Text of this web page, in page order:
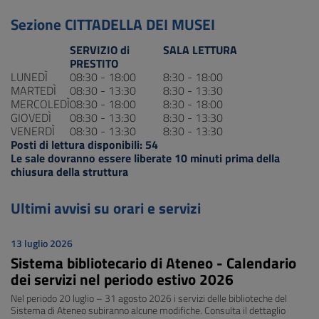
Sezione CITTADELLA DEI MUSEI
SERVIZIO di
PRESTITO
SALA LETTURA
LUNEDÌ
08:30 - 18:00 8:30 - 18:00
MARTEDÌ 08:30 - 13:30 8:30 - 13:30
MERCOLEDÌ08:30 - 18:00 8:30 - 18:00
GIOVEDÌ 08:30 - 13:30 8:30 - 13:30
VENERDÌ 08:30 - 13:30 8:30 - 13:30
Posti di lettura disponibili: 54
Le sale dovranno essere liberate 10 minuti prima della
chiusura della struttura
Ultimi avvisi su orari e servizi
13 luglio 2026
Sistema bibliotecario di Ateneo - Calendario
dei servizi nel periodo estivo 2026
Nel periodo 20 luglio – 31 agosto 2026 i servizi delle biblioteche del
Sistema di Ateneo subiranno alcune modifiche. Consulta il dettaglio